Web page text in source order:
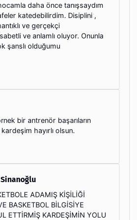
daha önce tanışsaydım
katedebilirdim. Disiplini ,
ve gerçekçi
ve anlamlı oluyor. Onunla
şanslı olduğumu
bir antrenör başarıların
kardeşim hayırlı olsun.
ADAMIŞ KİŞİLİĞİ
BASKETBOL BİLGİSİYE
ETTİRMİŞ KARDEŞİMİN YOLU